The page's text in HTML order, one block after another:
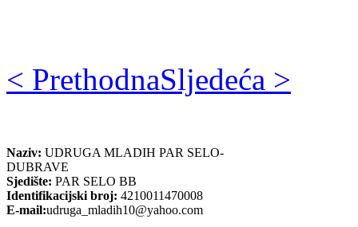
< PrethodnaSljedeća >
Naziv: UDRUGA MLADIH PAR SELO-
DUBRAVE
Sjedište: PAR SELO BB
Identifikacijski broj: 4210011470008
E-mail:udruga_mladih10@yahoo.com